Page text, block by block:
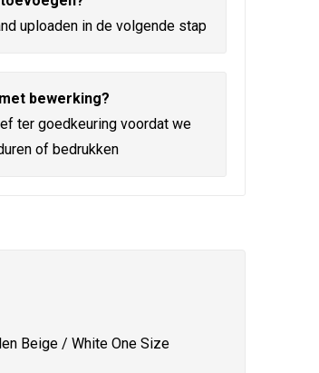
uploaden in de volgende stap
bewerking?
ter goedkeuring voordat we
of bedrukken
Beige / White One Size